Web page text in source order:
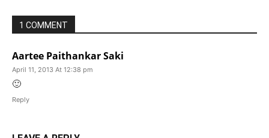
1 COMMENT
Aartee Paithankar Saki
April 11, 2013 At 12:38 pm
🙂
Reply